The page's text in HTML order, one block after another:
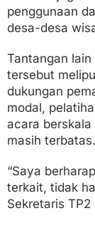
penggunaan
desa-desa
Tantangan
tersebut
dukungan
modal,
acara
masih terbatas.
“Saya
terkait, tidak
Sekretaris TP2